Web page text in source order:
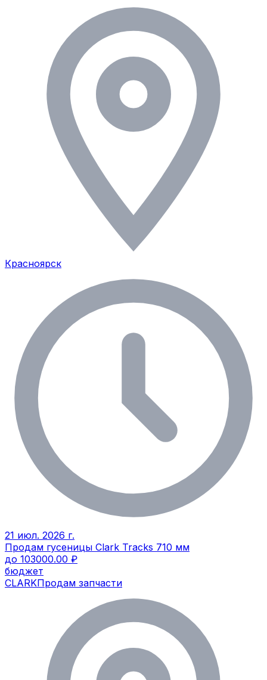
Красноярск
21 июл. 2026 г.
Продам гусеницы Clark Tracks 710 мм
до 103000.00 ₽
бюджет
CLARKПродам запчасти